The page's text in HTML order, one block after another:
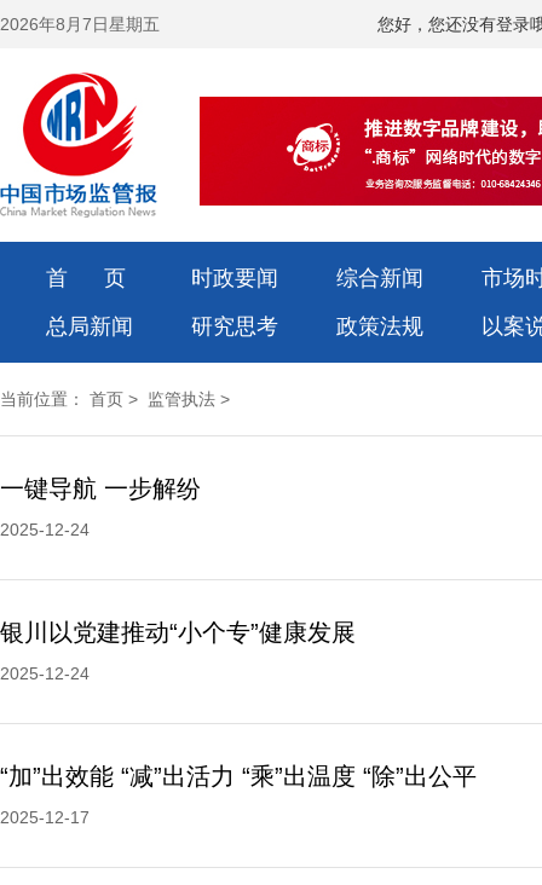
2026年8月7日星期五 您好，您还没有登录
首 页 时政要闻 综合新闻
市场
总局新闻
研究思考 政策法规 以案
当前位置： 首页 > 监管执法 >
一键导航 一步解纷
2025-12-24
银川以党建推动“小个专”健康发展
2025-12-24
“加”出效能 “减”出活力 “乘”出温度 “除”出公平
2025-12-17